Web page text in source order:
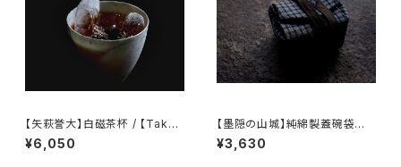
【矢萩誉大】白磁茶杯 / 【Takah
iro Yahagi】teacup
¥6,050
【墨隠の山城】純綿製蓋碗袋内【
【 墨隐の山城 】香雲紗 植物染
仕覆 めカップ袋 【 Ink & Moun
¥3,630